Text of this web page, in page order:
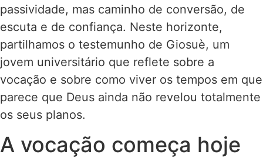
passividade, mas caminho de conversão, de
escuta e de confiança. Neste horizonte,
partilhamos o testemunho de Giosuè, um
jovem universitário que reflete sobre a
vocação e sobre como viver os tempos em que
parece que Deus ainda não revelou totalmente
os seus planos.
A vocação começa hoje